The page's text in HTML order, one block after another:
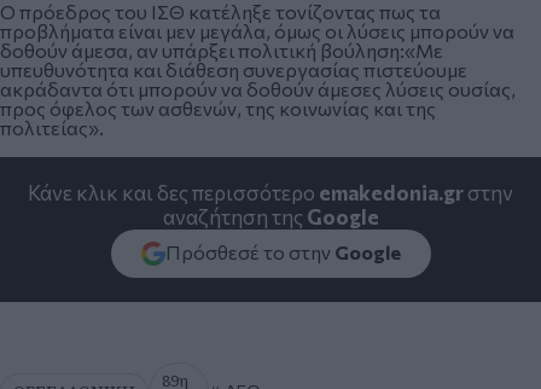
Ο πρόεδρος του ΙΣΘ κατέληξε τονίζοντας πως τα
προβλήματα είναι μεν μεγάλα, όμως οι λύσεις μπορούν να
δοθούν άμεσα, αν υπάρξει πολιτική βούληση:«Με
υπευθυνότητα και διάθεση συνεργασίας πιστεύουμε
ακράδαντα ότι μπορούν να δοθούν άμεσες λύσεις ουσίας,
προς όφελος των ασθενών, της κοινωνίας και της
πολιτείας».
Κάνε κλικ και δες περισσότερο emakedonia.grστην
αναζήτηση της Google
Πρόσθεσέ το στην Google
89η